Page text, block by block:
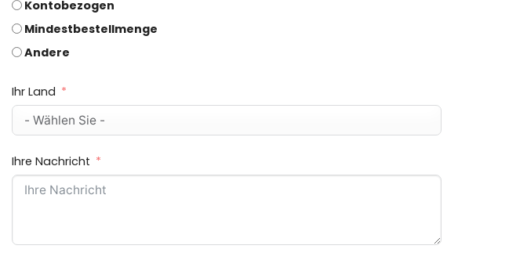
Kontobezogen
Mindestbestellmenge
Andere
Ihr Land
Ihre Nachricht